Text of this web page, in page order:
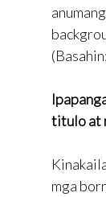
titulo at
mga